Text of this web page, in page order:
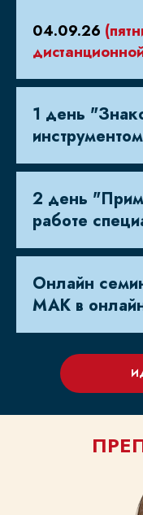
04.09.26
1 день
2 день
работе
Онлайн
МАК в
12
14
КАК
И